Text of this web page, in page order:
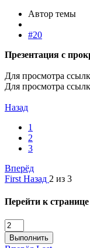
Автор темы
#20
Презентация с
Для просмотра
Для просмотра
Назад
1
2
3
Вперёд
First Назад 2 из 3
Перейти к странице
Выполнить